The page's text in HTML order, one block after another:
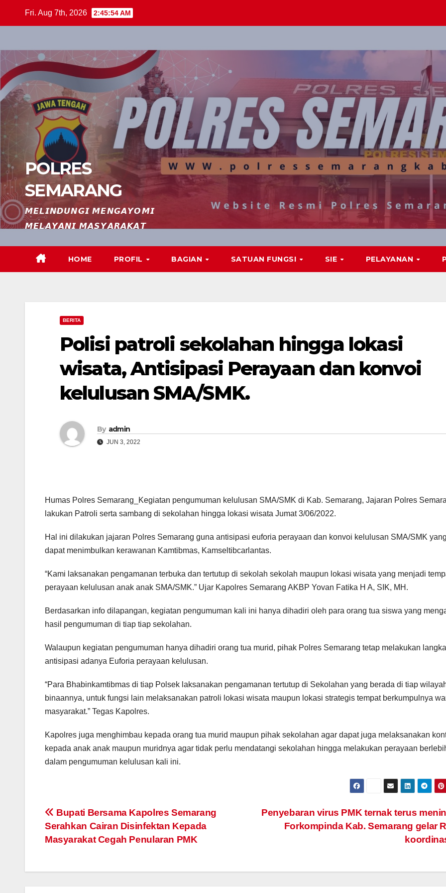
Fri. Aug 7th, 2026 2:45:54 AM
POLRES
SEMARANG
𝙈𝙀𝙇𝙄𝙉𝘿𝙐𝙉𝙂𝙄 𝙈𝙀𝙉𝙂𝘼𝙔𝙊𝙈𝙄
𝙈𝙀𝙇𝘼𝙔𝘼𝙉𝙄 𝙈𝘼𝙎𝙔𝘼𝙍𝘼𝙆𝘼𝙏
HOME PROFIL BAGIAN SATUAN FUNGSI SIE PELAYANAN
BERITA
Polisi patroli sekolahan hingga lokasi
wisata, Antisipasi Perayaan dan konvoi
kelulusan SMA/SMK.
By admin
JUN 3, 2022
Humas Polres Semarang_Kegiatan pengumuman kelulusan SMA/SMK di Kab. Semarang, Jajaran Polres
lakukan Patroli serta sambang di sekolahan hingga lokasi wisata Jumat 3/06/2022.
Hal ini dilakukan jajaran Polres Semarang guna antisipasi euforia perayaan dan konvoi kelulusan SMA/SMK yang
dapat menimbulkan kerawanan Kamtibmas, Kamseltibcarlantas.
“Kami laksanakan pengamanan terbuka dan tertutup di sekolah sekolah maupun lokasi wisata yang menjadi
perayaan kelulusan anak anak SMA/SMK.” Ujar Kapolres Semarang AKBP Yovan Fatika H A, SIK, MH.
Berdasarkan info dilapangan, kegiatan pengumuman kali ini hanya dihadiri oleh para orang tua siswa yang
hasil pengumuman di tiap tiap sekolahan.
Walaupun kegiatan pengumuman hanya dihadiri orang tua murid, pihak Polres Semarang tetap melakukan
antisipasi adanya Euforia perayaan kelulusan.
“Para Bhabinkamtibmas di tiap Polsek laksanakan pengamanan tertutup di Sekolahan yang berada di tiap
binaannya, untuk fungsi lain melaksanakan patroli lokasi wisata maupun lokasi strategis tempat berkumpulnya
masyarakat.” Tegas Kapolres.
Kapolres juga menghimbau kepada orang tua murid maupun pihak sekolahan agar dapat juga melaksanakan
kepada anak anak maupun muridnya agar tidak perlu mendatangi sekolahan hingga melakukan perayaan
dalam pengumuman kelulusan kali ini.
Post
navigation
Penyebaran virus PMK ternak terus
Forkompinda Kab. Semarang gelar
Bupati Bersama Kapolres Semarang
Serahkan Cairan Disinfektan Kepada
Masyarakat Cegah Penularan PMK